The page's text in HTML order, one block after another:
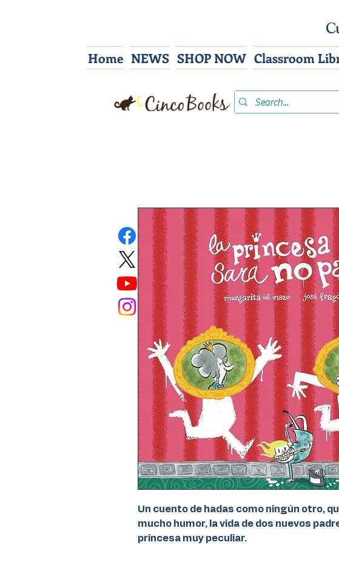
Home NEWS SHOP NOW Classroom
Un cuento de hadas como ningún otro,
mucho humor, la vida de dos nuevos
princesa muy peculiar.